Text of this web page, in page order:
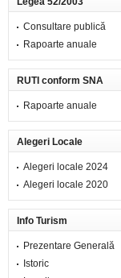
Consultare publică
Rapoarte anuale
RUTI conform SNA
Rapoarte anuale
Alegeri Locale
Alegeri locale 2024
Alegeri locale 2020
Info Turism
Prezentare Generală
Istoric